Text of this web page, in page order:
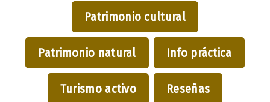
Patrimonio cultural
Patrimonio natural Info práctica
Turismo activo Reseñas